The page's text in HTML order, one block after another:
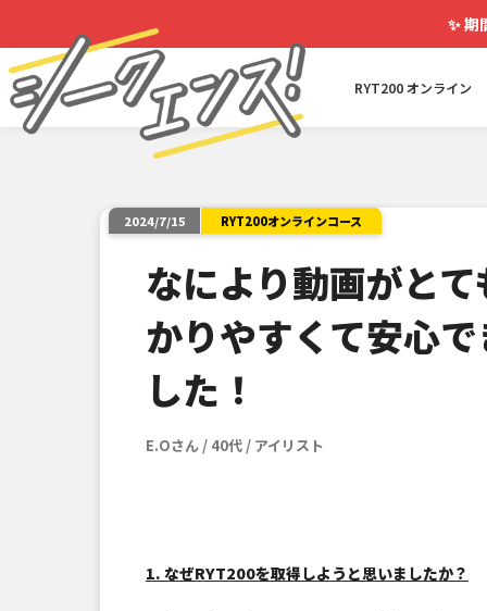
✨期
RYT200 オンライン
2024/7/15 RYT200オンラインコース
なにより動画がとて
かりやすくて安心で
した！
E.Oさん / 40代 / アイリスト
1. なぜRYT200を取得しようと思いましたか？